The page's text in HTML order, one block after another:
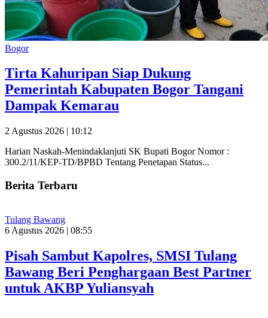
Bogor
Tirta Kahuripan Siap Dukung
Pemerintah Kabupaten Bogor Tangani
Dampak Kemarau
2 Agustus 2026 | 10:12
Harian Naskah-Menindaklanjuti SK Bupati Bogor Nomor :
300.2/11/KEP-TD/BPBD Tentang Penetapan Status...
Berita Terbaru
Tulang Bawang
6 Agustus 2026 | 08:55
Pisah Sambut Kapolres, SMSI Tulang
Bawang Beri Penghargaan Best Partner
untuk AKBP Yuliansyah